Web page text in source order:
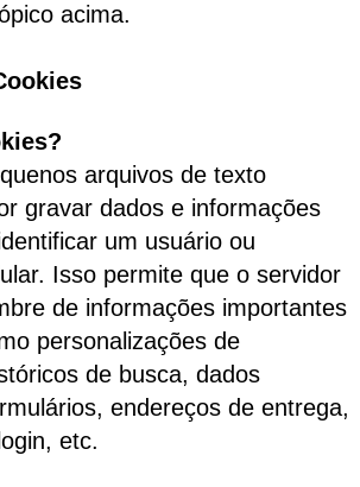
acima.
arquivos de texto
gravar dados e informações
um usuário ou
Isso permite que o servidor
de informações importantes
personalizações de
de busca, dados
endereços de entrega,
etc.